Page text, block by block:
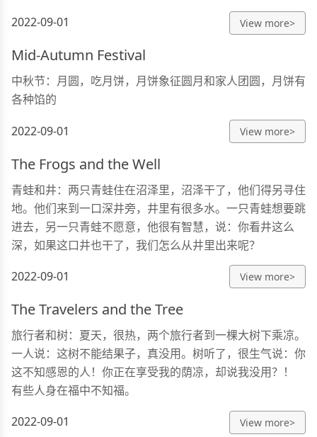
2022-09-01 View more>
Mid-Autumn Festival
中秋节：月圆，吃月饼，月饼象征圆月和家人团圆，月饼有
各种馅的
2022-09-01 View more>
The Frogs and the Well
青蛙和井：两只青蛙住在沼泽里，沼泽干了，他们得另寻住
地。他们来到一口深井旁，井里有很多水。一只青蛙想要跳
进去，另一只青蛙不愿意，他很有智慧，说：你看井这么
深，如果这口井也干了，我们怎么从井里出来呢？
2022-09-01 View more>
The Travelers and the Tree
旅行者和树：夏天，很热，两个旅行者到一棵大树下乘凉。
一人说：这树不能结果子，真没用。树听了，很生气说：你
这不知感恩的人！你正在享受我的荫凉，却说我没用？！
有些人身在福中不知福。
2022-09-01 View more>